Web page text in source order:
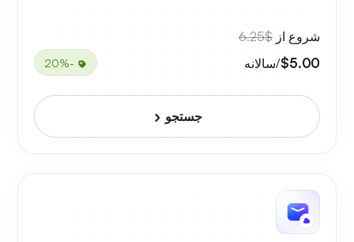
شروع از $6.25
$5.00/سالانه -20%
جستجو